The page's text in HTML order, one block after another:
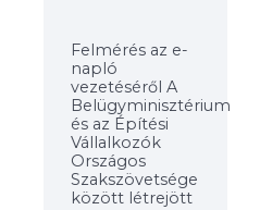
Felmérés az e-
napló
vezetéséről A
Belügyminisztérium
és az Építési
Vállalkozók
Országos
Szakszövetsége
között létrejött